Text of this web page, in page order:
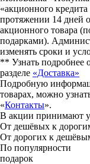
«акционного
протяжении 14 дней
акционного товара
подарками).
изменять сроки и
** Узнать подробнее
разделе «Доставка»
Подробную
товарах, можно
«Контакты».
В акции принимают
От дешёвых к
От дорогих к
По популярности
подарок